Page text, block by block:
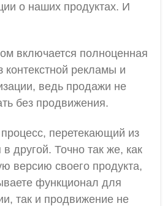
о наших продуктах. И
включается полноценная
контекстной рекламы и
ведь продажи не
без продвижения.
перетекающий из
другой. Точно так же, как
версию своего продукта,
функционал для
так и продвижение не